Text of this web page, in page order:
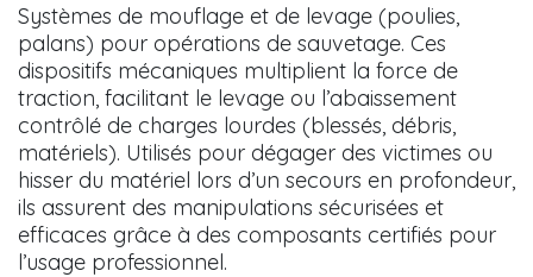
Systèmes de mouflage et de levage (poulies,
palans) pour opérations de sauvetage. Ces
dispositifs mécaniques multiplient la force de
traction, facilitant le levage ou l’abaissement
contrôlé de charges lourdes (blessés, débris,
matériels). Utilisés pour dégager des victimes ou
hisser du matériel lors d’un secours en profondeur,
ils assurent des manipulations sécurisées et
efficaces grâce à des composants certifiés pour
l’usage professionnel.